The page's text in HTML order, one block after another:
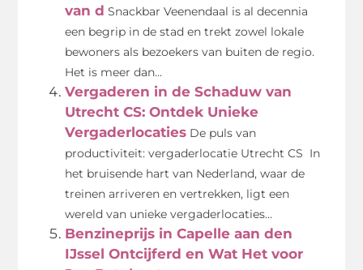
van d Snackbar Veenendaal is al decennia
een begrip in de stad en trekt zowel lokale
bewoners als bezoekers van buiten de regio.
Het is meer dan...
Vergaderen in de Schaduw van
Utrecht CS: Ontdek Unieke
Vergaderlocaties De puls van
productiviteit: vergaderlocatie Utrecht CS In
het bruisende hart van Nederland, waar de
treinen arriveren en vertrekken, ligt een
wereld van unieke vergaderlocaties...
Benzineprijs in Capelle aan den
IJssel Ontcijferd en Wat Het voor